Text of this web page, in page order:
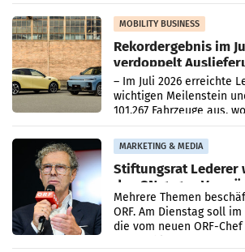
Bundeskartellanwalt
MOBILITY BUSINESS
Rekordergebnis im
verdoppelt
überschreitet die
– Im Juli 2026 erreichte
wichtigen Meilenstein
101.267 Fahrzeuge aus,
Ergebnis gegenüber Juli
verdoppelte (+102
MARKETING & MEDIA
Stiftungsrat Lederer
den SN gegen
Mehrere Themen
ORF. Am Dienstag soll
die vom neuen ORF-